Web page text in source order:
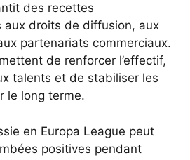
des recettes
aux droits de diffusion, aux
partenariats commerciaux.
de renforcer l’effectif,
talents et de stabiliser les
le long terme.
en Europa League peut
positives pendant